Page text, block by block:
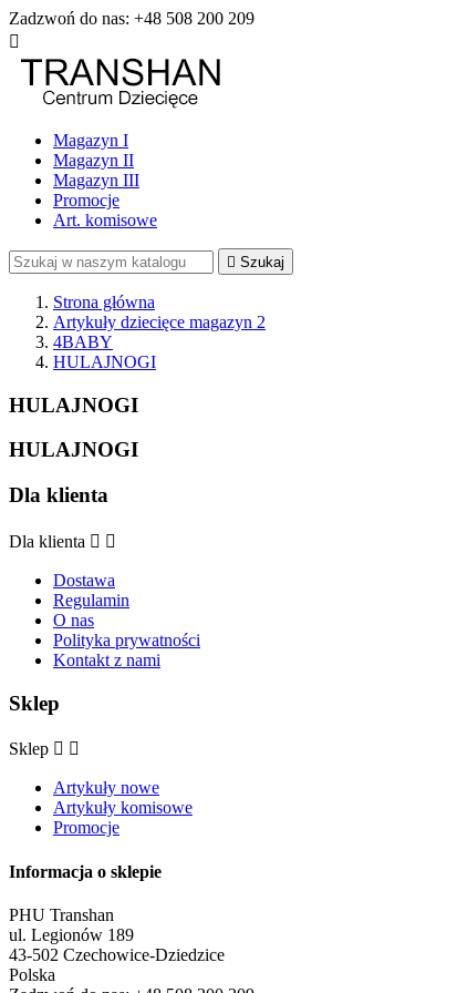
Zadzwoń do nas: +48 508 200 209

Magazyn I
Magazyn II
Magazyn III
Promocje
Art. komisowe
 Szukaj
Strona główna
Artykuły dziecięce magazyn 2
4BABY
HULAJNOGI
HULAJNOGI
HULAJNOGI
Dla klienta
Dla klienta  
Dostawa
Regulamin
O nas
Polityka prywatności
Kontakt z nami
Sklep
Sklep  
Artykuły nowe
Artykuły komisowe
Promocje
Informacja o sklepie
PHU Transhan
ul. Legionów 189
43-502 Czechowice-Dziedzice
Polska